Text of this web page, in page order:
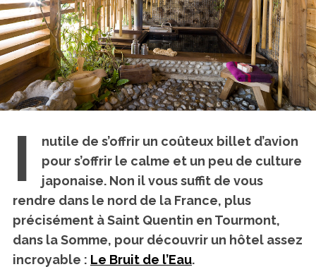
I
nutile de s’offrir un coûteux billet d’avion
pour s’offrir le calme et un peu de culture
japonaise. Non il vous suffit de vous
rendre dans le nord de la France, plus
précisément à Saint Quentin en Tourmont,
dans la Somme, pour découvrir un hôtel assez
incroyable : Le Bruit de l’Eau.